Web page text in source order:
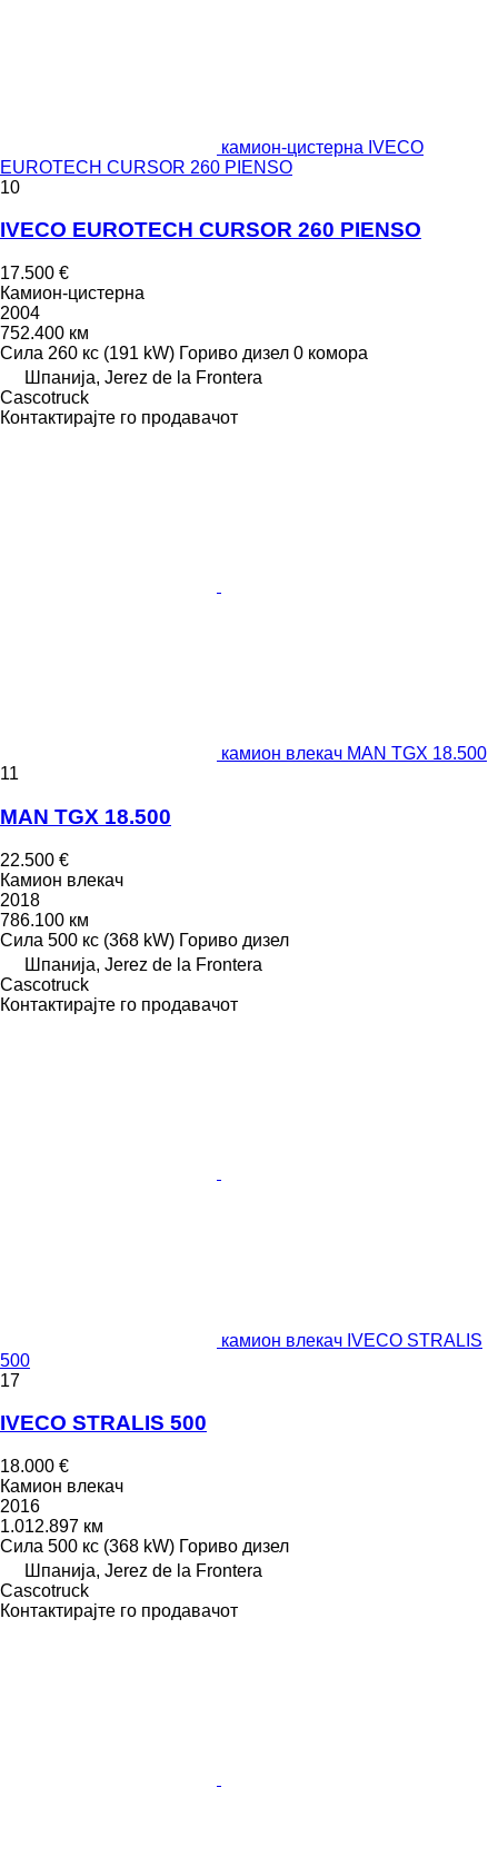
камион-цистерна IVECO
EUROTECH CURSOR 260 PIENSO
10
IVECO EUROTECH CURSOR 260 PIENSO
17.500 €
Камион-цистерна
2004
752.400 км
Сила 260 кс (191 kW) Гориво дизел 0 комора
Шпанија, Jerez de la Frontera
Сascotruck
Контактирајте го продавачот
камион влекач MAN TGX 18.500
11
MAN TGX 18.500
22.500 €
Камион влекач
2018
786.100 км
Сила 500 кс (368 kW) Гориво дизел
Шпанија, Jerez de la Frontera
Сascotruck
Контактирајте го продавачот
камион влекач IVECO STRALIS
500
17
IVECO STRALIS 500
18.000 €
Камион влекач
2016
1.012.897 км
Сила 500 кс (368 kW) Гориво дизел
Шпанија, Jerez de la Frontera
Сascotruck
Контактирајте го продавачот